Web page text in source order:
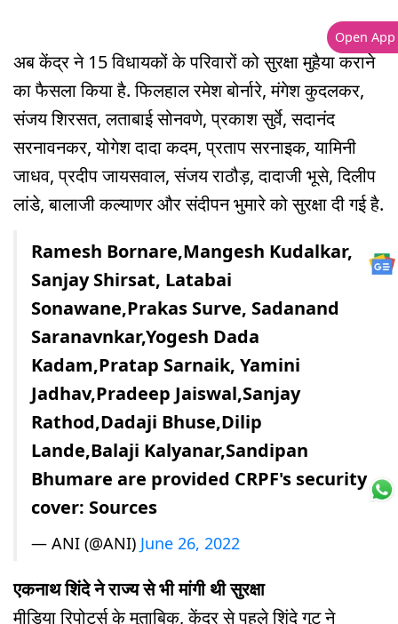
अब केंद्र ने 15 विधायकों के परिवारों को सुरक्षा मुहैया कराने
का फैसला किया है. फिलहाल रमेश बोर्नारे, मंगेश कुदलकर,
संजय शिरसत, लताबाई सोनवणे, प्रकाश सुर्वे, सदानंद
सरनावनकर, योगेश दादा कदम, प्रताप सरनाइक, यामिनी
जाधव, प्रदीप जायसवाल, संजय राठौड़, दादाजी भूसे, दिलीप
लांडे, बालाजी कल्याणर और संदीपन भुमारे को सुरक्षा दी गई है.
Ramesh Bornare,Mangesh Kudalkar,
Sanjay Shirsat, Latabai
Sonawane,Prakas Surve, Sadanand
Saranavnkar,Yogesh Dada
Kadam,Pratap Sarnaik, Yamini
Jadhav,Pradeep Jaiswal,Sanjay
Rathod,Dadaji Bhuse,Dilip
Lande,Balaji Kalyanar,Sandipan
Bhumare are provided CRPF's security
cover: Sources
— ANI (@ANI) June 26, 2022
एकनाथ शिंदे ने राज्य से भी मांगी थी सुरक्षा
मीडिया रिपोर्ट्स के मुताबिक, केंद्र से पहले शिंदे गुट ने
Open App